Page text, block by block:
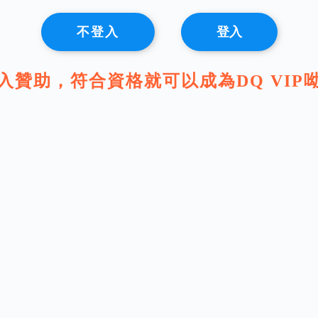
不登入 登入
贊助，符合資格就可以成為DQ VIP